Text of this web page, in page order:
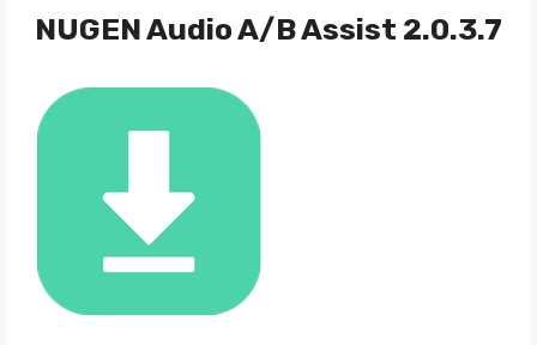
NUGEN Audio A/B Assist 2.0.3.7